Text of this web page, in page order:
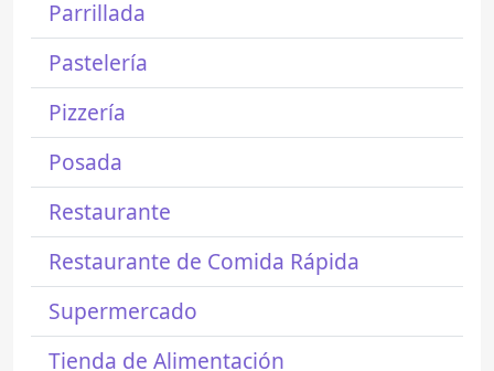
Parrillada
Pastelería
Pizzería
Posada
Restaurante
Restaurante de Comida Rápida
Supermercado
Tienda de Alimentación